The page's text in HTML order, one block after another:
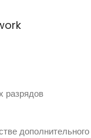
разрядов
дополнительного